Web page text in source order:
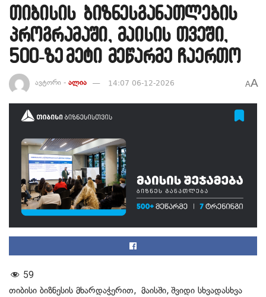
თიბისის ბიზნესგანათლების
პროგრამაში, მაისის თვეში,
500-ზე მეტი მეწარმე ჩაერთო
ავტორი - ალია 14:07 06-12-2026 AA
59
თიბისი ბიზნესის მხარდაჭერით, მაისში, შვიდი სხვადასხვა